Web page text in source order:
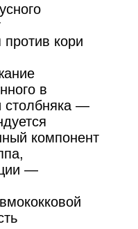
против кори
в
столбняка —
компонент
—